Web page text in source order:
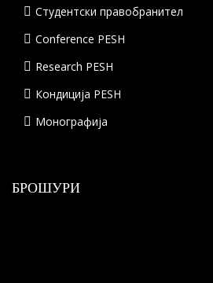
Студентски правобранител
Conference PESH
Research PESH
Кондиција PESH
Монографија
БРОШУРИ